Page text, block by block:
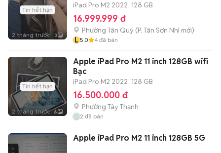
Tin hết hạn
2 tháng trước 3
iPad Pro M2 2022 128 GB
16.999.999 đ
Phường Tân Quý (P. Tân Sơn Nhì mới)
L 5.0 4 đã bán
Tin hết hạn
2 tháng trước 6
Apple iPad Pro M2 11 inch 128GB wifi
Bạc
iPad Pro M2 2022 128 GB
16.500.000 đ
Phường Tây Thạnh
2 đã bán
Apple iPad Pro M2 11 inch 128GB 5G